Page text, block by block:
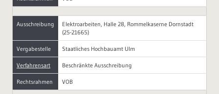
Ausschreibung
Elektroarbeiten, Halle 28, Rommelkaserne Dornstadt
(25-21665)
Vergabestelle Staatliches Hochbauamt Ulm
Verfahrensart Beschränkte Ausschreibung
Rechtsrahmen VOB